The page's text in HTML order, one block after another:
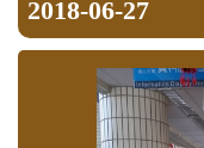
2018-06-27